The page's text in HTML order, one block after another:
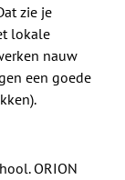
zie je
lokale
nauw
een goede
ORION